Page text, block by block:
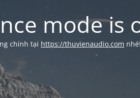
mode is
chính tại https://thuvienaudio.com